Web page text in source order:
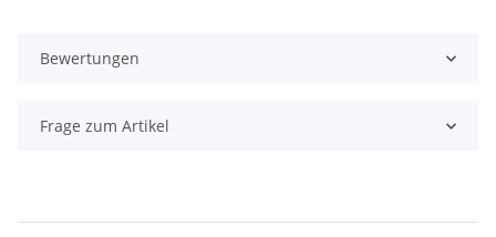
Bewertungen
Frage zum Artikel